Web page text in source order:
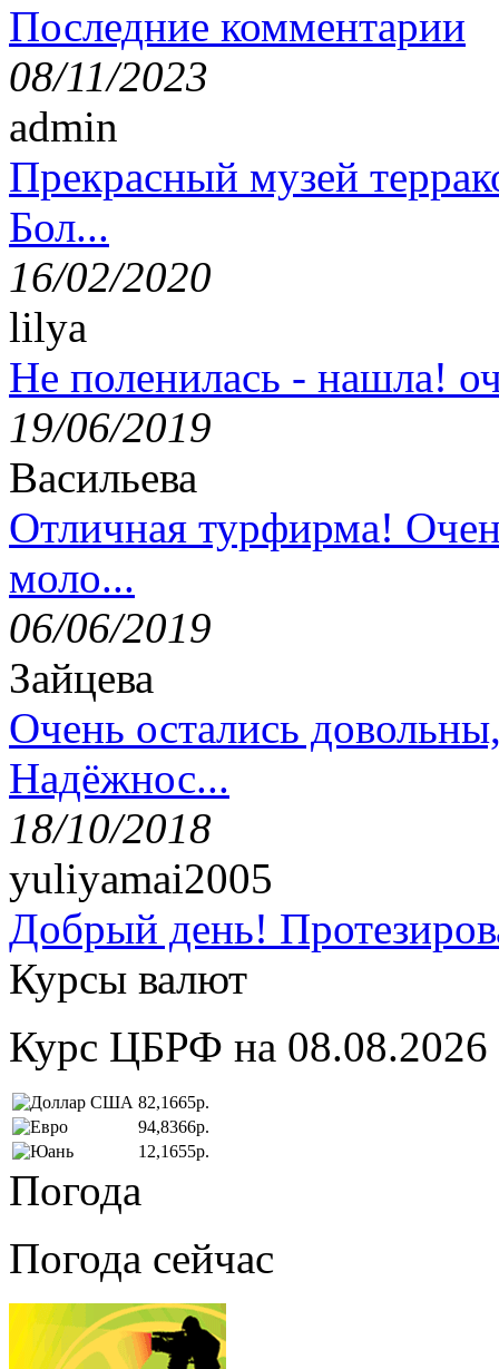
Последние комментарии
08/11/2023
admin
Прекрасный музей
Бол...
16/02/2020
lilya
Не поленилась - нашла!
19/06/2019
Васильева
Отличная турфирма!
моло...
06/06/2019
Зайцева
Очень остались
Надёжнос...
18/10/2018
yuliyamai2005
Добрый день!
Курсы валют
Курс ЦБРФ на 08.08.2026
82,1665р.
94,8366р.
12,1655р.
Погода
Погода сейчас